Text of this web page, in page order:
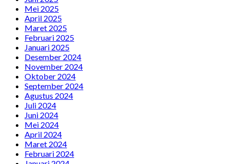
Mei 2025
April 2025
Maret 2025
Februari 2025
Januari 2025
Desember 2024
November 2024
Oktober 2024
September 2024
Agustus 2024
Juli 2024
Juni 2024
Mei 2024
April 2024
Maret 2024
Februari 2024